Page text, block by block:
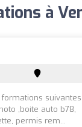
à
formations
,boite auto b78,
permis rem...